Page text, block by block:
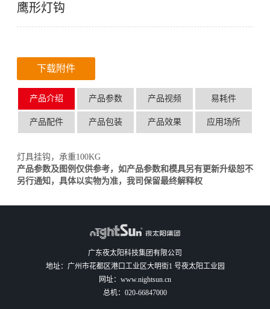
鹰形灯钩
下载附件
产品介绍 产品参数 产品视频 易耗件
产品配件 产品包装 产品效果 应用场所
灯具挂钩，承重100KG
产品参数及图例仅供参考，如产品参数和模具另有更新升级恕不
另行通知，具体以实物为准，我司保留最终解释权
广东夜太阳科技集团有限公司
地址：广州市花都区港口工业区大明街1 号夜太阳工业园
网址： www.nightsun.cn
总机： 020-66847000